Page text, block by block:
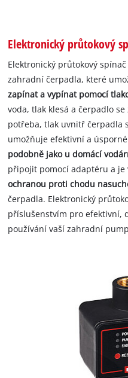
Elektronický průtokový
Elektronický průtokový
zahradní čerpadla, které
zapínat a vypínat pomocí
voda, tlak klesá a čerpadlo
potřeba, tlak uvnitř čerpadla
umožňuje efektivní a
podobně jako u domácí
připojit pomocí adaptéru a je
ochranou proti chodu
čerpadla. Elektronický
příslušenstvím pro efektivní,
používání vaší zahradní